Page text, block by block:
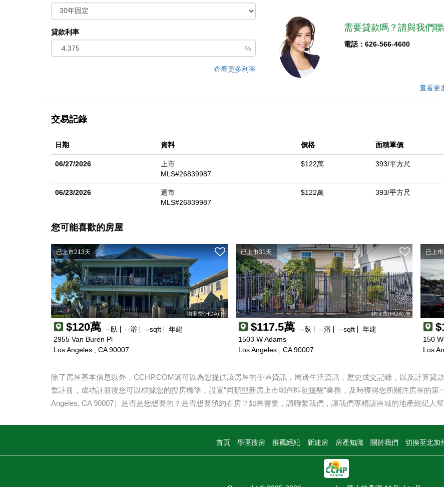
貸款利率
%
查看更多利率
需要貸款嗎？請與我們
電話：626-566-4600
查看更
交易記錄
日期 資料 價格 面積單價
06/27/2026
上市
MLS#26839987
$122萬 393/平方尺
06/23/2026
退市
MLS#26839987
$122萬 393/平方尺
您可能喜歡的房屋
已上市213天
物业费(HOA):無
$120萬 --臥 --浴 --sqft
年建
2955 Van Buren Pl
Los Angeles , CA 90007
已上市31天
物业费(HOA):無
$117.5萬 --臥 --浴 --sqft
年建
1503 W Adams
Los Angeles , CA 90007
已上
150
Los
除了房屋基本信息以外，CCHP.COM還可以為您提供該房屋的學區資訊，周邊生活資訊，歷史成交記錄，以及計算貸
擊註冊，成功註冊後您可以根據您的搜房標準，設置“同類型新房上市郵件即刻提醒“業務，及時獲得您所關注房屋的第
Angeles, CA 90007）是否是您想要的？是否想要預約看房？如果需要，請聯繫我們，讓我們專精該區域的地產經紀人
首頁 學區搜房 推薦經紀 新建房 房產知識 關於我們 切換至北加